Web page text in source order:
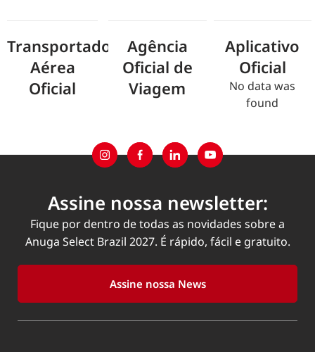
Transportadora
Aérea
Oficial
Agência
Oficial de
Viagem
Aplicativo
Oficial
No data was
found
Assine nossa newsletter:
Fique por dentro de todas as novidades sobre a
Anuga Select Brazil 2027. É rápido, fácil e gratuito.
Assine nossa News